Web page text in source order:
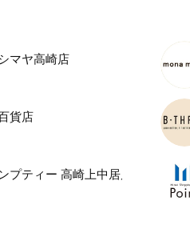
マヤ高崎店
貨店
プティー 高崎上中居店